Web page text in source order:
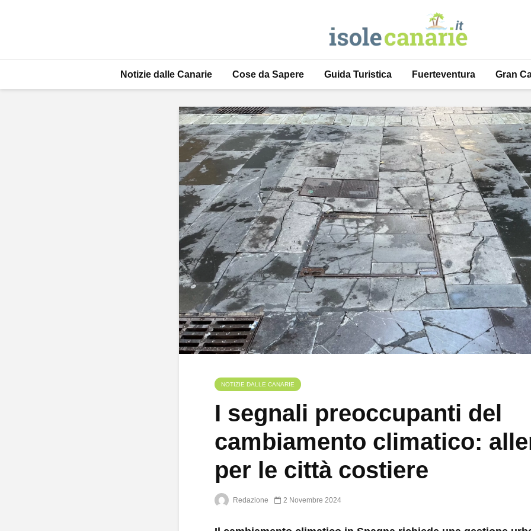
Notizie dalle Canarie Cose da Sapere Guida Turistica Fuerteventura Gran
NOTIZIE DALLE CANARIE
I segnali preoccupanti del
cambiamento climatico:
per le città costiere
Redazione 2 Novembre 2024